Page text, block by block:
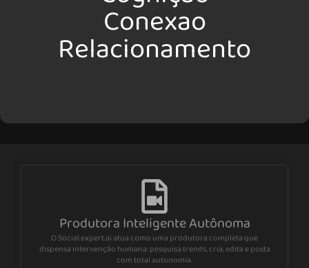
Conexao
Relacionamento
Produtora Inteligente Autônoma
O Social.expert.ai atua como uma produtora completa que
dispensa intervenção humana: pesquisa trends, cria, edita e posta
com total autonomia.